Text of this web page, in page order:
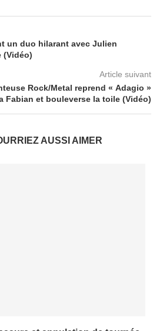
un duo hilarant avec Julien
(Vidéo)
Article suivant
Rock/Metal reprend « Adagio »
Fabian et bouleverse la toile (Vidéo)
AUSSI AIMER